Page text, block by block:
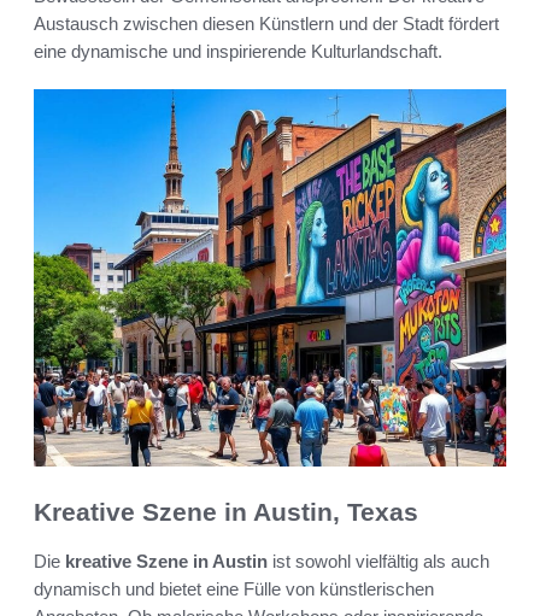
Austausch zwischen diesen Künstlern und der Stadt fördert
eine dynamische und inspirierende Kulturlandschaft.
Kreative Szene in Austin, Texas
Die kreative Szene in Austin ist sowohl vielfältig als auch
dynamisch und bietet eine Fülle von künstlerischen